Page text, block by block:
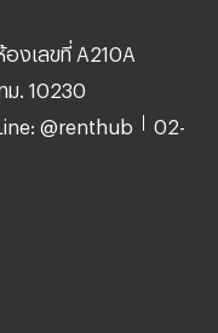
งเลขที่ A210A
ม. 10230
@renthub 02-